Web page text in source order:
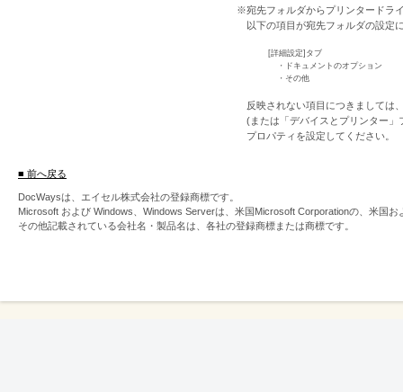
※宛先フォルダからプリンタードラ
以下の項目が宛先フォルダの設定
[詳細設定]タブ
・ドキュメントのオプション
・その他
反映されない項目につきましては
(または「デバイスとプリンター
プロパティを設定してください。
■ 前へ戻る
DocWaysは、エイセル株式会社の登録商標です。
Microsoft および Windows、Windows Serverは、米国Microsoft Corporationの、米国
その他記載されている会社名・製品名は、各社の登録商標または商標です。